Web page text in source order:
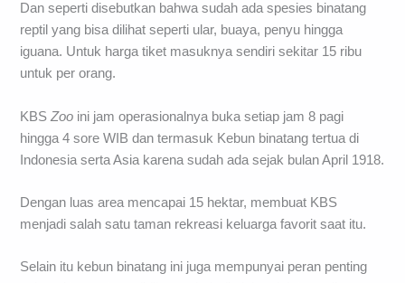
Dan seperti disebutkan bahwa sudah ada spesies binatang
reptil yang bisa dilihat seperti ular, buaya, penyu hingga
iguana. Untuk harga tiket masuknya sendiri sekitar 15 ribu
untuk per orang.
KBSZoo ini jam operasionalnya buka setiap jam 8 pagi
hingga 4 sore WIB dan termasuk Kebun binatang tertua di
Indonesia serta Asia karena sudah ada sejak bulan April 1918.
Dengan luas area mencapai 15 hektar, membuat KBS
menjadi salah satu taman rekreasi keluarga favorit saat itu.
Selain itu kebun binatang ini juga mempunyai peran penting